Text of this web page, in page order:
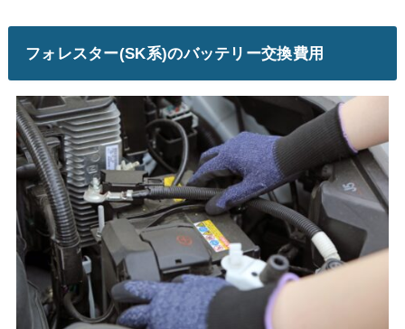
フォレスター(SK系)のバッテリー交換費用